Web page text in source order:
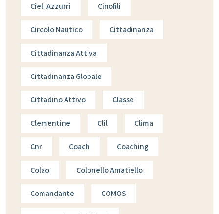
Cieli Azzurri Cinofili
Circolo Nautico Cittadinanza
Cittadinanza Attiva
Cittadinanza Globale
Cittadino Attivo Classe
Clementine Clil Clima
Cnr Coach Coaching
Colao Colonello Amatiello
Comandante COMOS